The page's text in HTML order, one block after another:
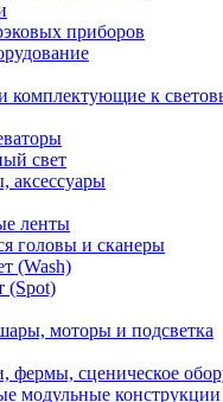
приборов
комплектующие к
свет
аксессуары
ленты
головы и сканеры
(Wash)
(Spot)
моторы и подсветка
фермы, сценическое
модульные конструкции